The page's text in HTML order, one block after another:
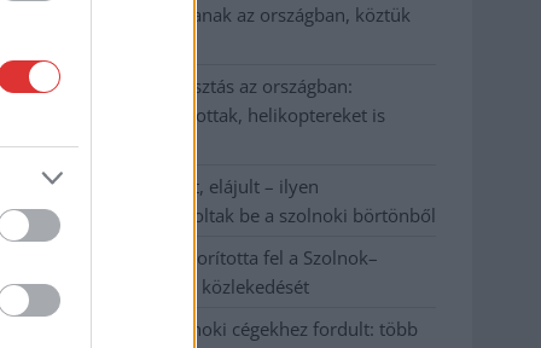
Kiterjedt tüzek pusztítanak az országban, köztük
Harmadfokú hőségriasztás az országban:
Szolnokon klímát javítottak, helikoptereket is
bevetettek a tüzeknél
A zárkában rosszul lett, elájult – ilyen
körülményekről számoltak be a szolnoki börtönből
Váratlan fennakadás borította fel a Szolnok–
Kecskemét vasútvonal közlekedését
A polgármester a szolnoki cégekhez fordult: több